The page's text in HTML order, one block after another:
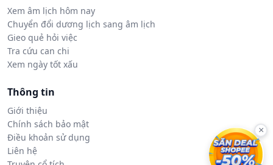
Xem âm lịch hôm nay
Chuyển đổi dương lịch sang âm lịch
Gieo quẻ hỏi việc
Tra cứu can chi
Xem ngày tốt xấu
Thông tin
Giới thiệu
Chính sách bảo mật
Điều khoản sử dụng
Liên hệ
×